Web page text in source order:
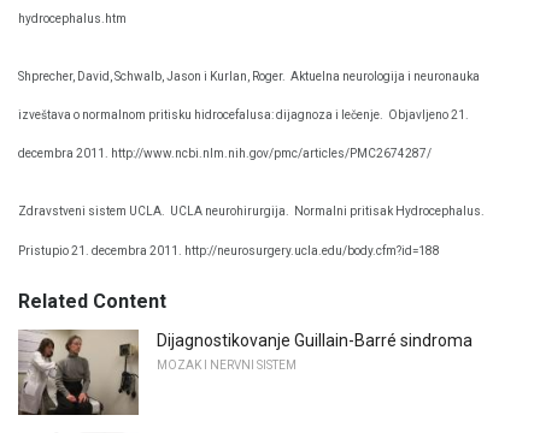
hydrocephalus.htm
Shprecher, David, Schwalb, Jason i Kurlan, Roger. Aktuelna neurologija i neuronauka
izveštava o normalnom pritisku hidrocefalusa: dijagnoza i lečenje. Objavljeno 21.
decembra 2011. http://www.ncbi.nlm.nih.gov/pmc/articles/PMC2674287/
Zdravstveni sistem UCLA. UCLA neurohirurgija. Normalni pritisak Hydrocephalus.
Pristupio 21. decembra 2011. http://neurosurgery.ucla.edu/body.cfm?id=188
Related Content
Dijagnostikovanje Guillain-Barré sindroma
MOZAK I NERVNI SISTEM